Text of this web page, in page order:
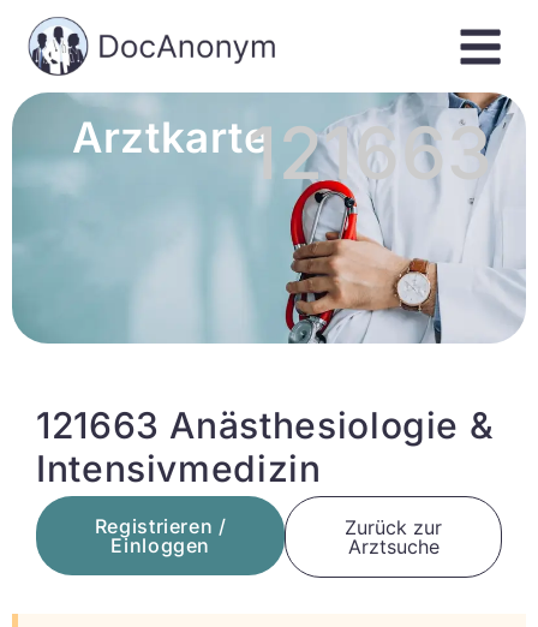
Arztkarte121663
121663 Anästhesiologie &
Intensivmedizin
Registrieren /
Einloggen
Zurück zur
Arztsuche